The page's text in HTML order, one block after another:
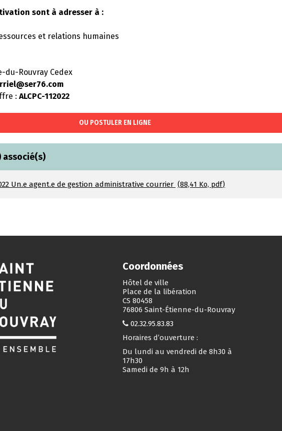
sont à adresser à :
et relations humaines
du-Rouvray Cedex
: ALCPC-112022
OU POSTULER EN LIGNE
associé(s)
Un.e agent.e de gestion administrative courrier 88,41 Ko, pdf
Coordonnées
Hôtel de ville
Place de la libération
CS 80458
76806 Saint-Étienne-du-Rouvray
02.32.95.83.83
Horaires d’ouverture :
Du lundi au vendredi de 8h30 à
17h30
Samedi de 9h à 12h